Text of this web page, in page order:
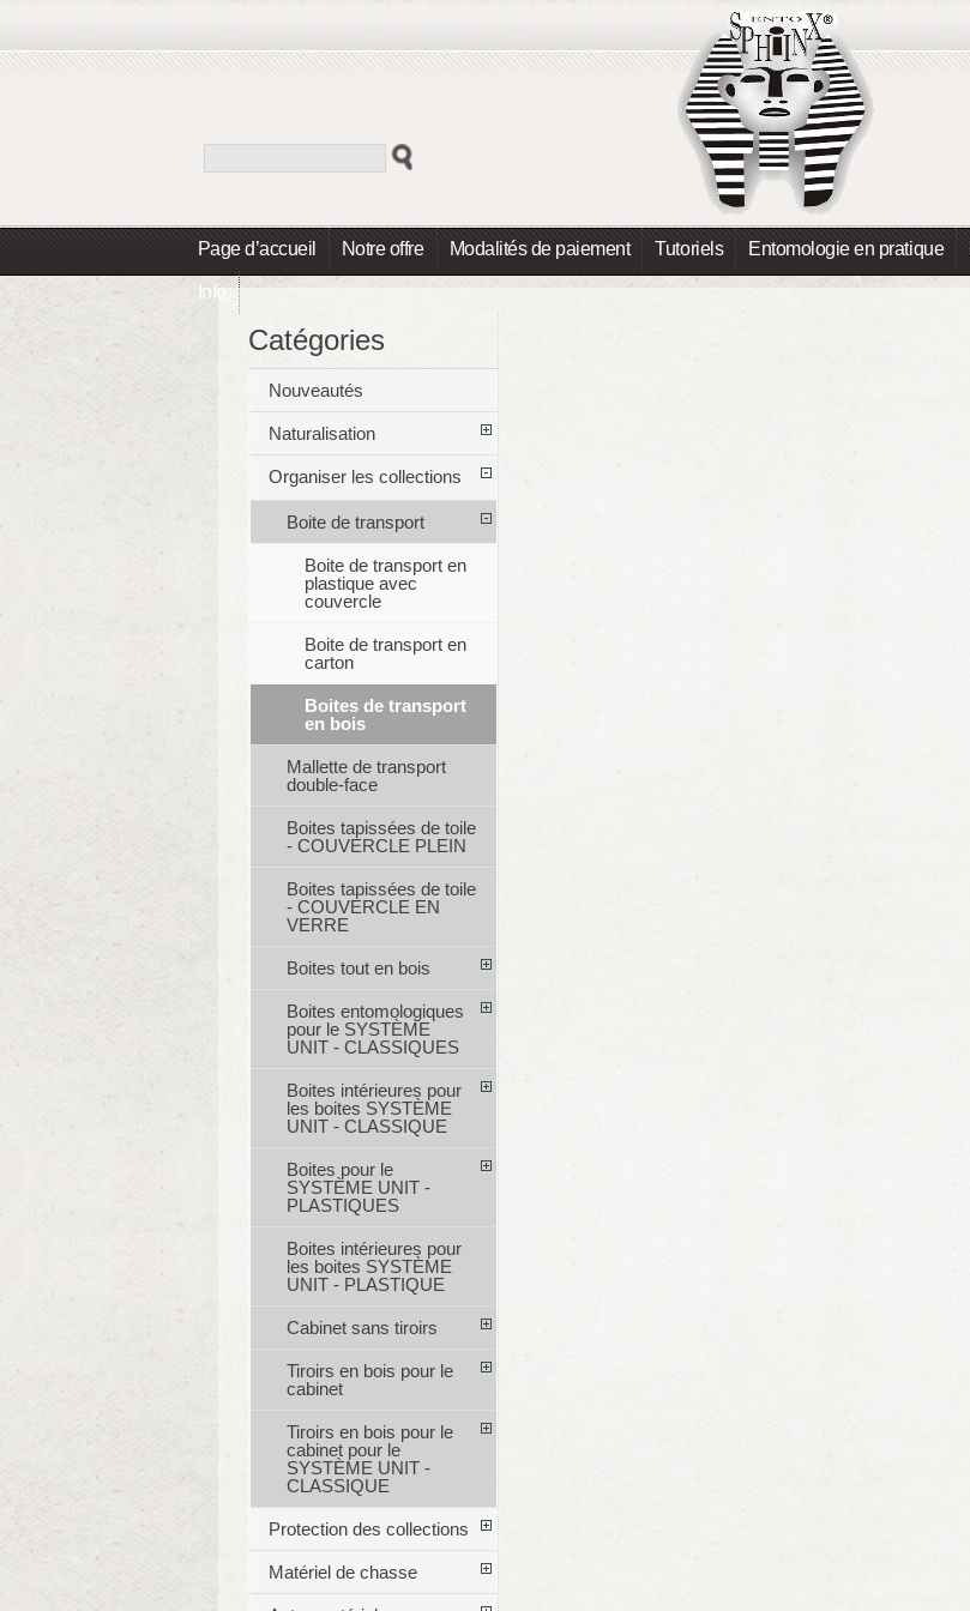
Page d’accueil Notre offre Modalités de paiement Tutoriels Entomologie en pratique
Info
Catégories
Nouveautés
Naturalisation
Organiser les collections
Boite de transport
Boite de transport en
plastique avec
couvercle
Boite de transport en
carton
Boites de transport
en bois
Mallette de transport
double-face
Boites tapissées de toile
- COUVERCLE PLEIN
Boites tapissées de toile
- COUVERCLE EN
VERRE
Boites tout en bois
Boites entomologiques
pour le SYSTÈME
UNIT - CLASSIQUES
Boites intérieures pour
les boites SYSTÈME
UNIT - CLASSIQUE
Boites pour le
SYSTÈME UNIT -
PLASTIQUES
Boites intérieures pour
les boites SYSTÈME
UNIT - PLASTIQUE
Cabinet sans tiroirs
Tiroirs en bois pour le
cabinet
Tiroirs en bois pour le
cabinet pour le
SYSTÈME UNIT -
CLASSIQUE
Protection des collections
Matériel de chasse